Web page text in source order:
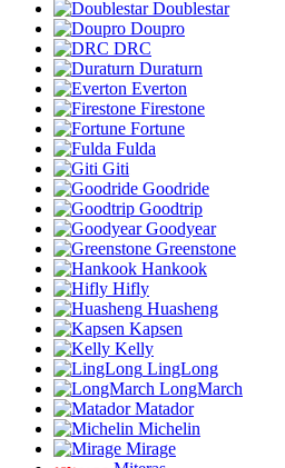
Doublestar
Doupro
DRC
Duraturn
Everton
Firestone
Fortune
Fulda
Giti
Goodride
Goodtrip
Goodyear
Greenstone
Hankook
Hifly
Huasheng
Kapsen
Kelly
LingLong
LongMarch
Matador
Michelin
Mirage